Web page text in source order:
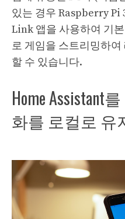
있는 경우 Raspberry Pi
Link 앱을 사용하여 기
로 게임을 스트리밍하
할 수 있습니다.
Home Assistant
화를 로컬로 유